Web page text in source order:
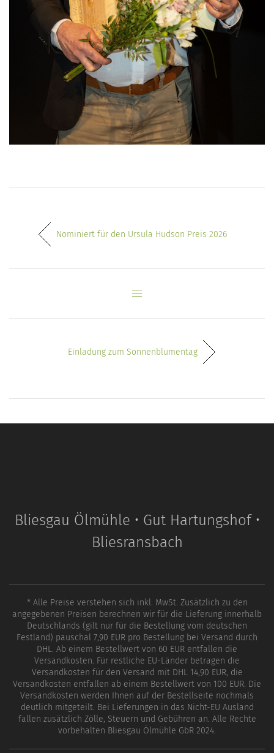
Nominiert für den Ursula Hudson Preis 2026
Einladung zum Sonnenblumentag
Bliesgau Ölmühle • Gut Hartungshof •
Bliesransbach
* Alle Preise verstehen sich inkl. MwSt. Zusätzlich zu den
angegebenen Preisen berechnen wir für die Lieferung innerhalb
Deutschlands (gilt nur für die Bestellung vom deutschen
Festland) pauschal 7,90 EUR pro Bestellung bei Versand durch
DHL. Ab einem Bestellwert von 60 EUR entfallen die
Versandkosten. Für restliche EU-Länder betragen die
Versandkosten für den Versand mit DHL 14,90 EUR, die
Versandkosten entfallen ab einem Bestellwert von 100 EUR. Die
Versandkosten werden Ihnen auf der Bestellseite nochmals
deutlich mitgeteilt. Bei Lieferungen in das Nicht-EU Ausland
fallen zusätzlich Zölle, Steuern und Gebühren an. Alle Rechte
vorbehalten Bliesgau Ölmühle GbR 2024.